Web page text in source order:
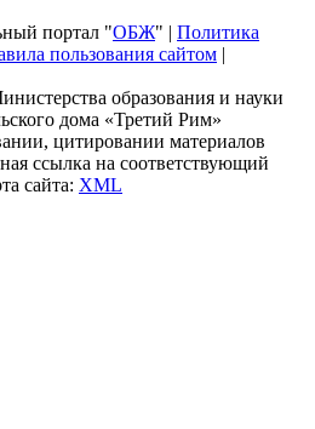
портал "ОБЖ" | Политика
пользования сайтом |
образования и науки
дома «Третий Рим»
цитировании материалов
ссылка на соответствующий
сайта: XML